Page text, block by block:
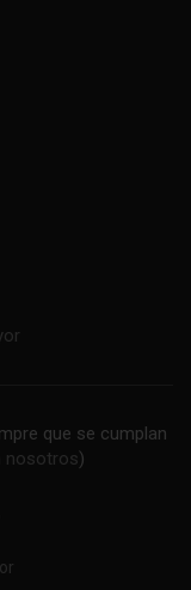
que se cumplan
nosotros)